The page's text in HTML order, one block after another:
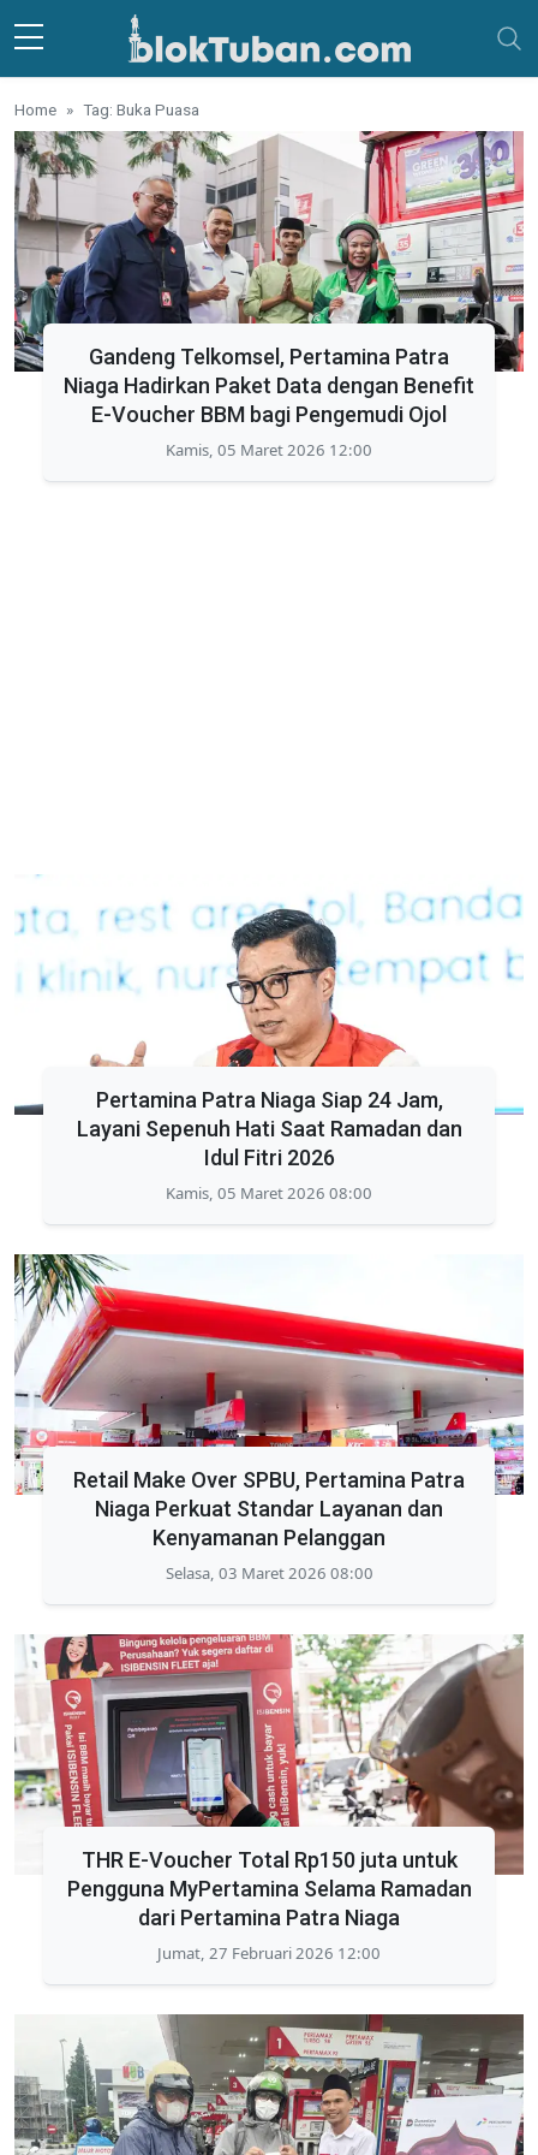
Skip to main content
Home Tag: Buka Puasa
Gandeng Telkomsel, Pertamina Patra
Niaga Hadirkan Paket Data dengan Benefit
E-Voucher BBM bagi Pengemudi Ojol
Kamis, 05 Maret 2026 12:00
Pertamina Patra Niaga Siap 24 Jam,
Layani Sepenuh Hati Saat Ramadan dan
Idul Fitri 2026
Kamis, 05 Maret 2026 08:00
Retail Make Over SPBU, Pertamina Patra
Niaga Perkuat Standar Layanan dan
Kenyamanan Pelanggan
Selasa, 03 Maret 2026 08:00
THR E-Voucher Total Rp150 juta untuk
Pengguna MyPertamina Selama Ramadan
dari Pertamina Patra Niaga
Jumat, 27 Februari 2026 12:00